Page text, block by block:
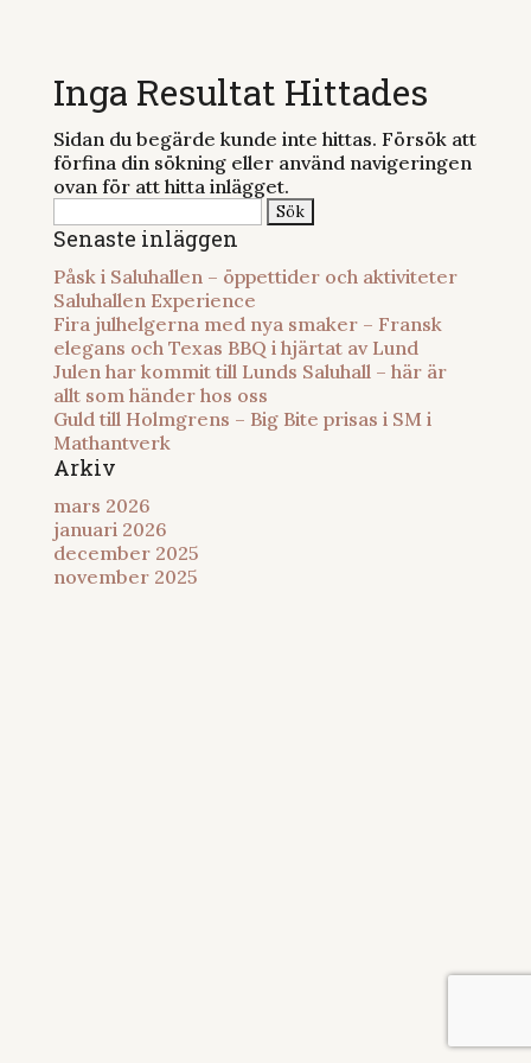
Inga Resultat Hittades
Sidan du begärde kunde inte hittas. Försök att
förfina din sökning eller använd navigeringen
ovan för att hitta inlägget.
efter:
Senaste inläggen
Påsk i Saluhallen – öppettider och aktiviteter
Saluhallen Experience
Fira julhelgerna med nya smaker – Fransk
elegans och Texas BBQ i hjärtat av Lund
Julen har kommit till Lunds Saluhall – här är
allt som händer hos oss
Guld till Holmgrens – Big Bite prisas i SM i
Mathantverk
Arkiv
mars 2026
januari 2026
december 2025
november 2025